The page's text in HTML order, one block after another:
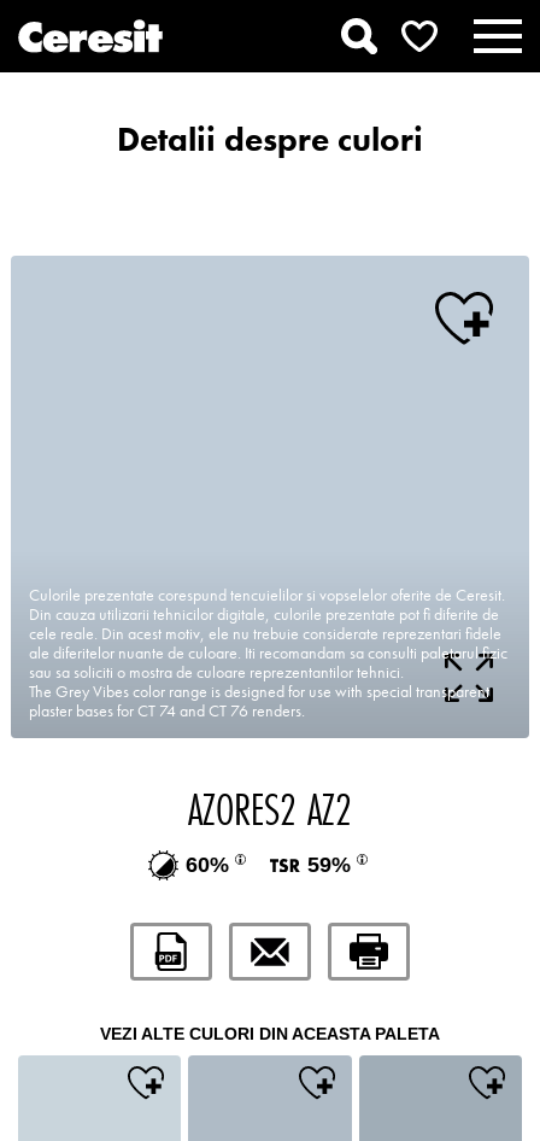
Detalii despre culori
Culorile prezentate corespund tencuielilor si vopselelor oferite de Ceresit.
Din cauza utilizarii tehnicilor digitale, culorile prezentate pot fi diferite de
cele reale. Din acest motiv, ele nu trebuie considerate reprezentari fidele
ale diferitelor nuante de culoare. Iti recomandam sa consulti paletarul fizic
sau sa soliciti o mostra de culoare reprezentantilor tehnici.
The Grey Vibes color range is designed for use with special transparent
plaster bases for CT 74 and CT 76 renders.
AZORES2 AZ2
60% 59%
VEZI ALTE CULORI DIN ACEASTA PALETA